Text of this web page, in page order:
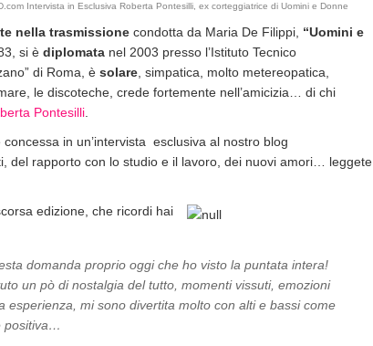
Intervista in Esclusiva Roberta Pontesilli, ex corteggiatrice di Uomini e Donne
nella trasmissione condotta da Maria De Filippi, “Uomini e
si è diplomata nel 2003 presso l’Istituto Tecnico
di Roma, è solare , simpatica, molto metereopatica,
le discoteche, crede fortemente nell’amicizia… di chi
Pontesilli
in un’intervista esclusiva al nostro blog
del rapporto con lo studio e il lavoro, dei nuovi amori… leggete
edizione, che ricordi hai
domanda proprio oggi che ho visto la puntata intera!
un pò di nostalgia del tutto, momenti vissuti, emozioni
esperienza, mi sono divertita molto con alti e bassi come
positiva…